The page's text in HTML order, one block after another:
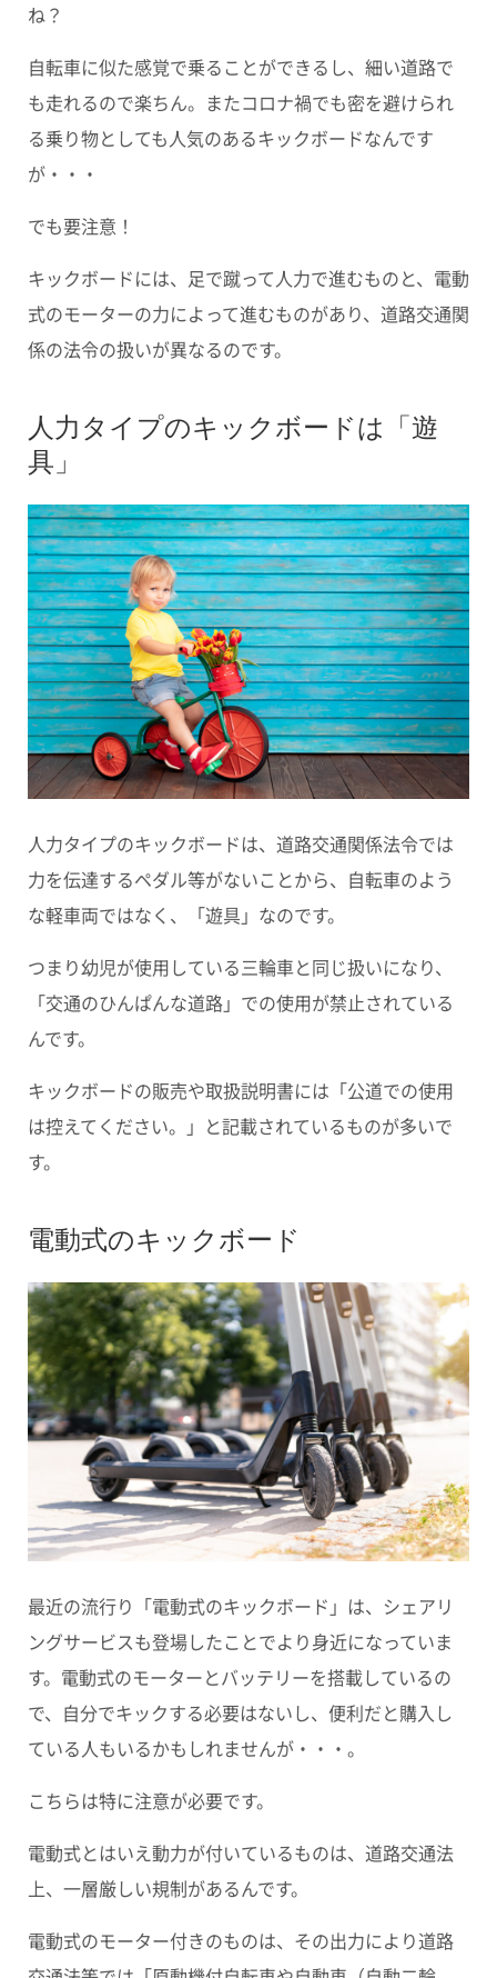
ね？
自転車に似た感覚で乗ることができるし、細い道路で
も走れるので楽ちん。またコロナ禍でも密を避けられ
る乗り物としても人気のあるキックボードなんです
が・・・
でも要注意！
キックボードには、足で蹴って人力で進むものと、電動
式のモーターの力によって進むものがあり、道路交通関
係の法令の扱いが異なるのです。
人力タイプのキックボードは「遊
具」
人力タイプのキックボードは、道路交通関係法令では
力を伝達するペダル等がないことから、自転車のよう
な軽車両ではなく、
「遊具」 なのです。
つまり幼児が使用している三輪車と同じ扱いになり、
「交通のひんぱんな道路」での使用が禁止されている
んです。
キックボードの販売や取扱説明書には 「公道での使用
は控えてください。」 と記載されているものが多いで
す。
電動式のキックボード
最近の流行り「電動式のキックボード」は、シェアリ
ングサービスも登場したことでより身近になっていま
す。電動式のモーターとバッテリーを搭載しているの
で、自分でキックする必要はないし、便利だと購入し
ている人もいるかもしれませんが・・・。
こちらは特に注意が必要です。
電動式とはいえ動力が付いているものは、道路交通法
上、一層厳しい規制があるんです。
電動式のモーター付きのものは、その出力により道路